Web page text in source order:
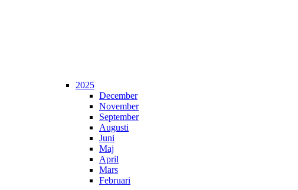
2025
December
November
September
Augusti
Juni
Maj
April
Mars
Februari